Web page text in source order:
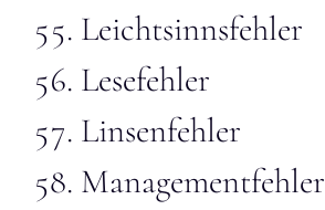
Leichtsinnsfehler
Lesefehler
Linsenfehler
Managementfehler